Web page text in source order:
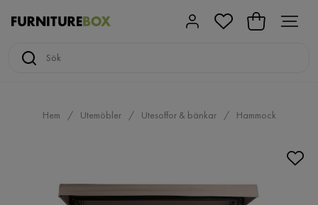
Hem Utemöbler Utesoffor & bänkar Hammock